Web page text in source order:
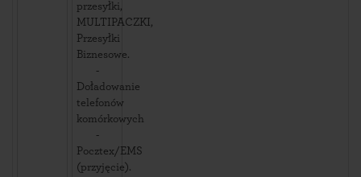
przesyłki,
MULTIPACZKI,
Przesyłki
Biznesowe.
-
Doładowanie
telefonów
komórkowych
-
Pocztex/EMS
(przyjęcie).